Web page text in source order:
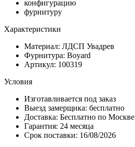
конфигурацию
фурнитуру
Характеристики
Материал: ЛДСП Увадрев
Фурнитура: Boyard
Артикул: 100319
Условия
Изготавливается под заказ
Выезд замерщика: бесплатно
Доставка: Бесплатно по Москве
Гарантия: 24 месяца
Срок поставки: 16/08/2026